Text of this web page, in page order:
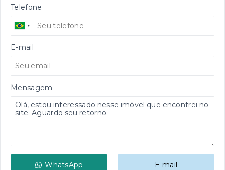
Telefone
E-mail
Mensagem
WhatsApp E-mail